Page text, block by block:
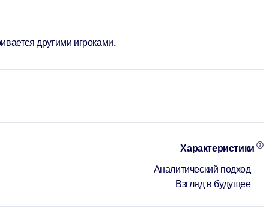
другими игроками.
Характеристики
Аналитический подход
Взгляд в будущее